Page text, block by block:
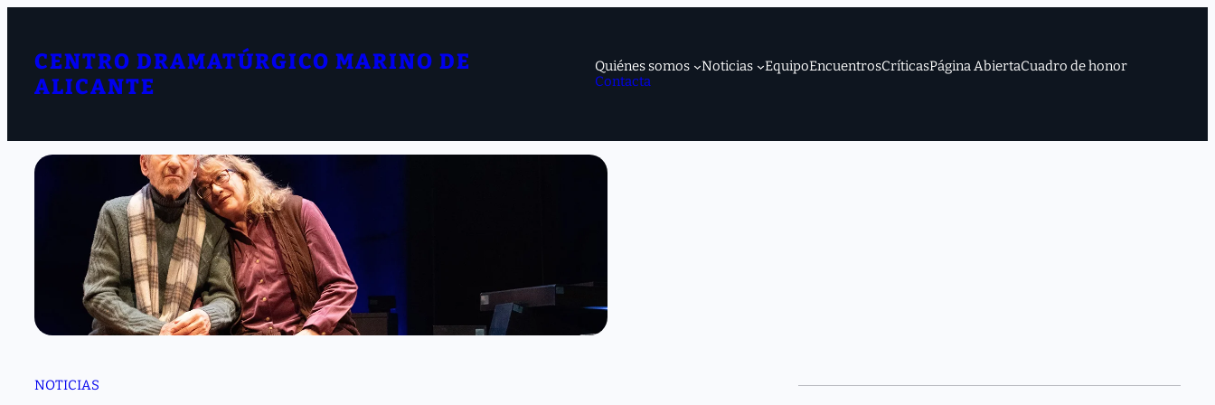
CENTRO DRAMATÚRGICO MARINO DE
ALICANTE
Quiénes somos Noticias EquipoEncuentrosCríticasPágina AbiertaCuadro de honor
Contacta
NOTICIAS